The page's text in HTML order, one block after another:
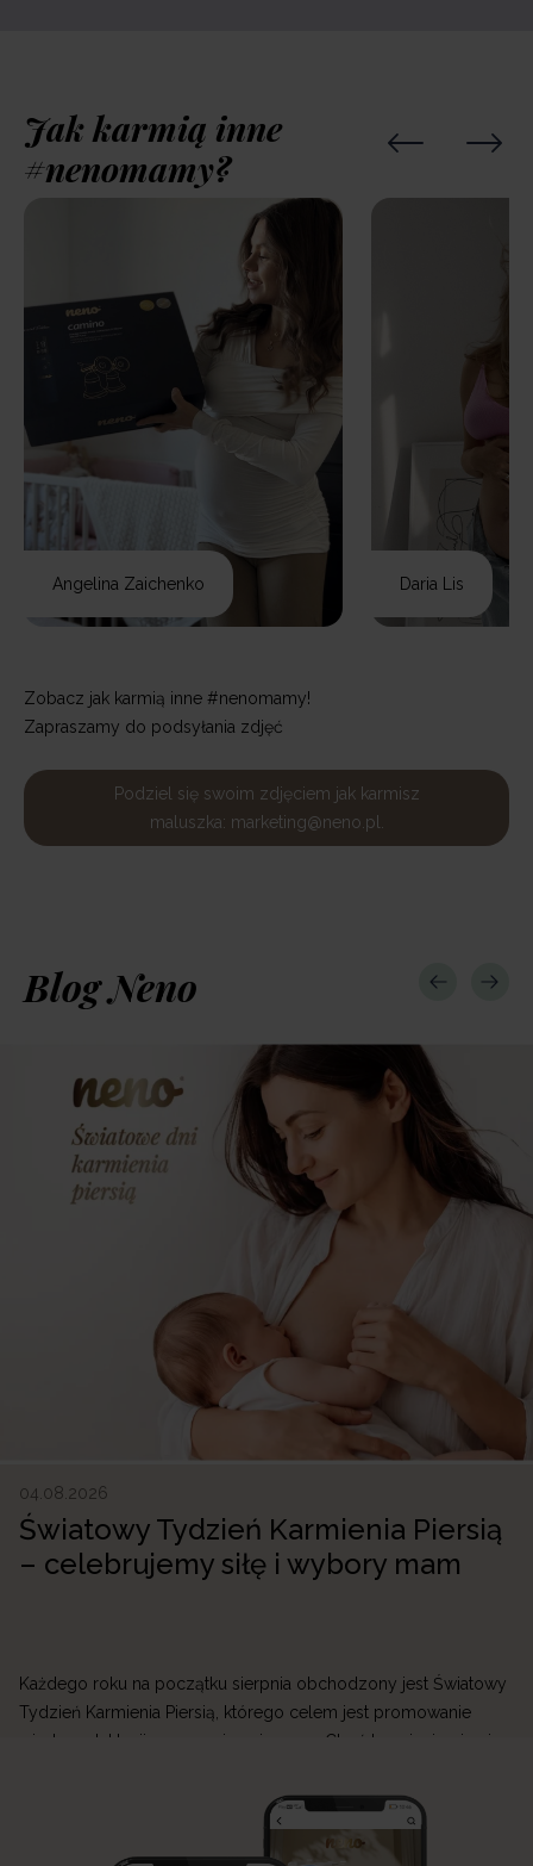
Jak karmią inne
#nenomamy?
Angelina Zaichenko Daria Lis
Zobacz jak karmią inne #nenomamy!
Zapraszamy do podsyłania zdjęć
Podziel się swoim zdjęciem jak karmisz
maluszka: marketing@neno.pl.
Blog Neno
04.08.2026
Światowy Tydzień Karmienia Piersią
– celebrujemy siłę i wybory mam
Każdego roku na początku sierpnia obchodzony jest Światowy
Tydzień Karmienia Piersią, którego celem jest promowanie
wiedzy o laktacji oraz wspieranie mam. Choć karmienie piersią
mogą być wymagające. W Neno wierzymy, że każda mama
zasługuje na wsparcie, dlatego tworzymy produkty, które
ułatwiają przygodę z laktacją i sprawiają, że codzienne […]